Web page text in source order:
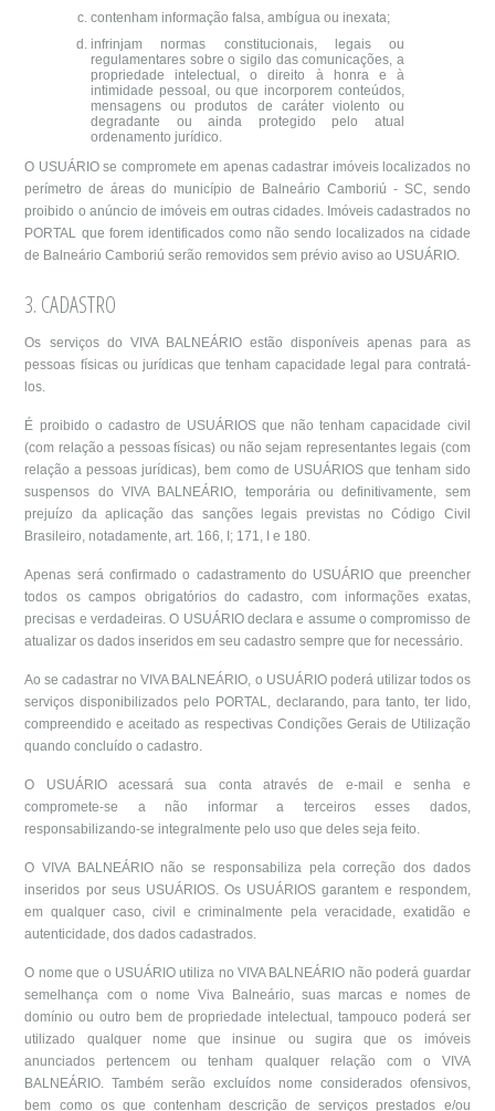
contenham informação falsa, ambígua ou inexata;
infrinjam normas constitucionais, legais ou
regulamentares sobre o sigilo das comunicações, a
propriedade intelectual, o direito à honra e à
intimidade pessoal, ou que incorporem conteúdos,
mensagens ou produtos de caráter violento ou
degradante ou ainda protegido pelo atual
ordenamento jurídico.
O USUÁRIO se compromete em apenas cadastrar imóveis localizados no
perímetro de áreas do município de Balneário Camboriú - SC, sendo
proibido o anúncio de imóveis em outras cidades. Imóveis cadastrados no
PORTAL que forem identificados como não sendo localizados na cidade
de Balneário Camboriú serão removidos sem prévio aviso ao USUÁRIO.
3. CADASTRO
Os serviços do VIVA BALNEÁRIO estão disponíveis apenas para as
pessoas físicas ou jurídicas que tenham capacidade legal para contratá-
los.
É proibido o cadastro de USUÁRIOS que não tenham capacidade civil
(com relação a pessoas físicas) ou não sejam representantes legais (com
relação a pessoas jurídicas), bem como de USUÁRIOS que tenham sido
suspensos do VIVA BALNEÁRIO, temporária ou definitivamente, sem
prejuízo da aplicação das sanções legais previstas no Código Civil
Brasileiro, notadamente, art. 166, I; 171, I e 180.
Apenas será confirmado o cadastramento do USUÁRIO que preencher
todos os campos obrigatórios do cadastro, com informações exatas,
precisas e verdadeiras. O USUÁRIO declara e assume o compromisso de
atualizar os dados inseridos em seu cadastro sempre que for necessário.
Ao se cadastrar no VIVA BALNEÁRIO, o USUÁRIO poderá utilizar todos os
serviços disponibilizados pelo PORTAL, declarando, para tanto, ter lido,
compreendido e aceitado as respectivas Condições Gerais de Utilização
quando concluído o cadastro.
O USUÁRIO acessará sua conta através de e-mail e senha e
compromete-se a não informar a terceiros esses dados,
responsabilizando-se integralmente pelo uso que deles seja feito.
O VIVA BALNEÁRIO não se responsabiliza pela correção dos dados
inseridos por seus USUÁRIOS. Os USUÁRIOS garantem e respondem,
em qualquer caso, civil e criminalmente pela veracidade, exatidão e
autenticidade, dos dados cadastrados.
O nome que o USUÁRIO utiliza no VIVA BALNEÁRIO não poderá guardar
semelhança com o nome Viva Balneário, suas marcas e nomes de
domínio ou outro bem de propriedade intelectual, tampouco poderá ser
utilizado qualquer nome que insinue ou sugira que os imóveis
anunciados pertencem ou tenham qualquer relação com o VIVA
BALNEÁRIO. Também serão excluídos nome considerados ofensivos,
bem como os que contenham descrição de serviços prestados e/ou